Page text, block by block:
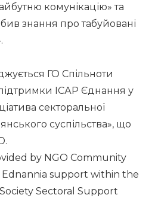
комунікацію» та
знання про табуйовані
ГО Спільноти
ІСАР Єднання у
секторальної
суспільства», що
by NGO Community
Ednannia support within the
Sectoral Support